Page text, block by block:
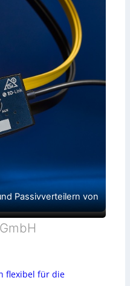
Passivverteilern von
flexibel für die